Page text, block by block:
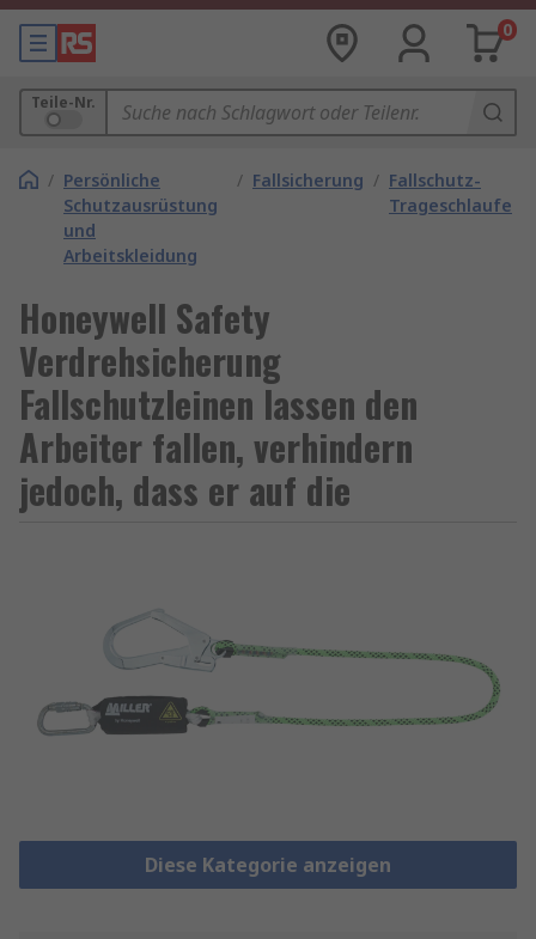
0
Teile-Nr.
/ Persönliche
Schutzausrüstung
und
Arbeitskleidung
/ Fallsicherung / Fallschutz-
Trageschlaufe
Honeywell Safety
Verdrehsicherung
Fallschutzleinen lassen den
Arbeiter fallen, verhindern
jedoch, dass er auf die
Diese Kategorie anzeigen